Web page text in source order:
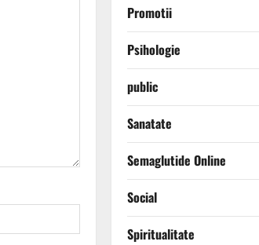
Promotii
Psihologie
public
Sanatate
Semaglutide Online
Social
Spiritualitate